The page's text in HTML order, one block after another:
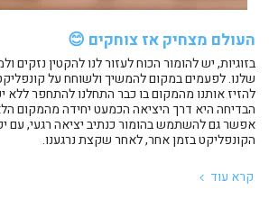
העולם מצחיק אז צוחקים 😊
בזוגיות, יש להומור הכוח לעזור לנו להקטין נזקים
שלנו. לפעמים במקום להמשיך ולשוחח על קונפליקט
להזיז אותנו מהמקום בו כבר התחלנו להתחפר ללא
הבדיחה היא דרך היציאה הכמעט יחידה מהמקום
אפשר גם להשתמש בהומור כנתיב יציאה רגעי, עם
הקונפליקט בזמן אחר, לאחר שקצת נרגענו.
קרא עוד